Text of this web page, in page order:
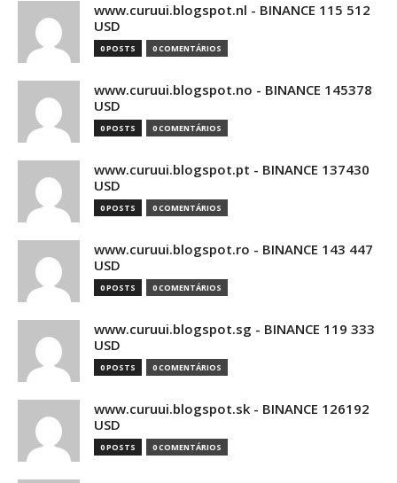
www.curuui.blogspot.nl - BINANCE 115 512
USD
0 POSTS 0 COMENTÁRIOS
www.curuui.blogspot.no - BINANCE 145378
USD
0 POSTS 0 COMENTÁRIOS
www.curuui.blogspot.pt - BINANCE 137430
USD
0 POSTS 0 COMENTÁRIOS
www.curuui.blogspot.ro - BINANCE 143 447
USD
0 POSTS 0 COMENTÁRIOS
www.curuui.blogspot.sg - BINANCE 119 333
USD
0 POSTS 0 COMENTÁRIOS
www.curuui.blogspot.sk - BINANCE 126192
USD
0 POSTS 0 COMENTÁRIOS